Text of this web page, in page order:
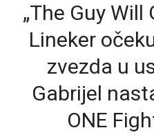
„The Guy Will
Lineker
zvezda u
Gabrijel
ONE